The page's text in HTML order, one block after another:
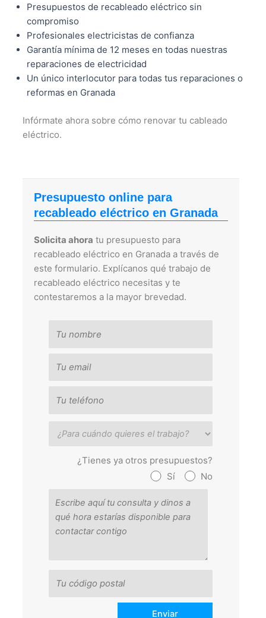
Presupuestos de recableado eléctrico sin
compromiso
Profesionales electricistas de confianza
Garantía mínima de 12 meses en todas nuestras
reparaciones de electricidad
Un único interlocutor para todas tus reparaciones o
reformas en Granada
Infórmate ahora sobre cómo renovar tu cableado
eléctrico.
Presupuesto online para
recableado eléctrico en Granada
Solicita ahora tu presupuesto para
recableado eléctrico en Granada a través de
este formulario. Explícanos qué trabajo de
recableado eléctrico necesitas y te
contestaremos a la mayor brevedad.
¿Tienes ya otros presupuestos?
Sí
No